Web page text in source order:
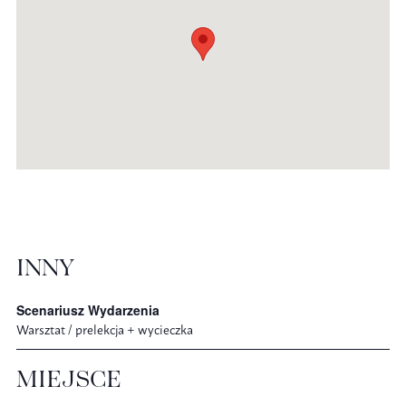
MIEJSCE
INNY
Scenariusz Wydarzenia
Warsztat / prelekcja + wycieczka